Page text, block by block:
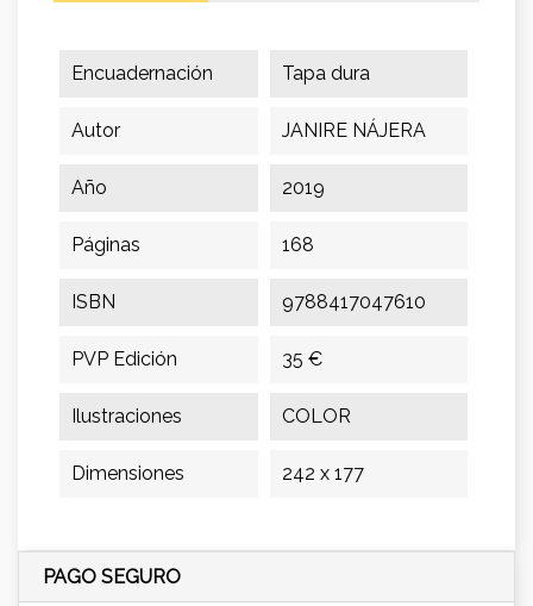
Encuadernación Tapa dura
Autor JANIRE NÁJERA
Año 2019
Páginas 168
ISBN 9788417047610
PVP Edición 35 €
Ilustraciones COLOR
Dimensiones 242 x 177
PAGO SEGURO